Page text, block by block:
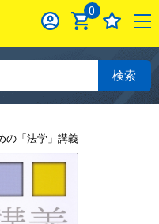
0
検索
の「法学」講義